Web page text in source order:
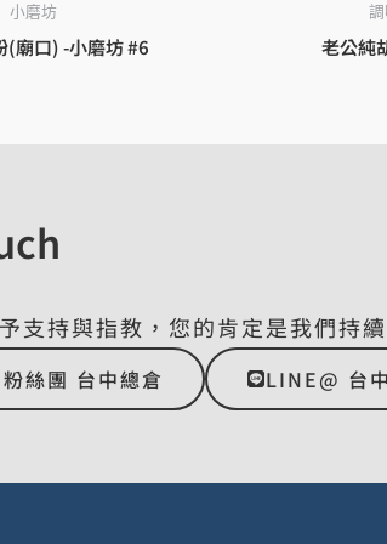
小磨坊
(廟口) -小磨坊 #6 老公純
支持與指教，您的肯定是我們持
絲團 台中總倉 LINE@ 台